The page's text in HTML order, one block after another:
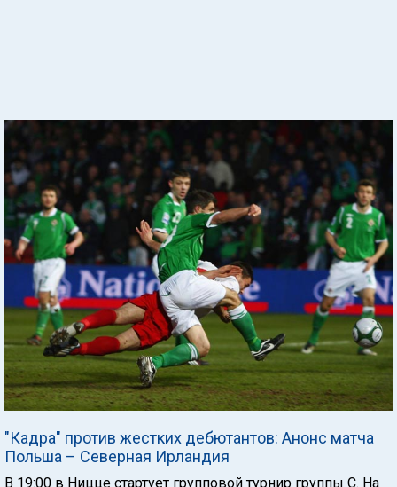
"Кадра" против жестких дебютантов: Анонс матча
Польша – Северная Ирландия
В 19:00 в Ницце стартует групповой турнир группы С. На